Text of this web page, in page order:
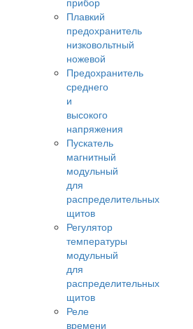
Плавкий
предохранитель
низковольтный
ножевой
Предохранитель
среднего
и
высокого
напряжения
Пускатель
магнитный
модульный
для
распределительных
щитов
Регулятор
температуры
модульный
для
распределительных
щитов
Реле
времени